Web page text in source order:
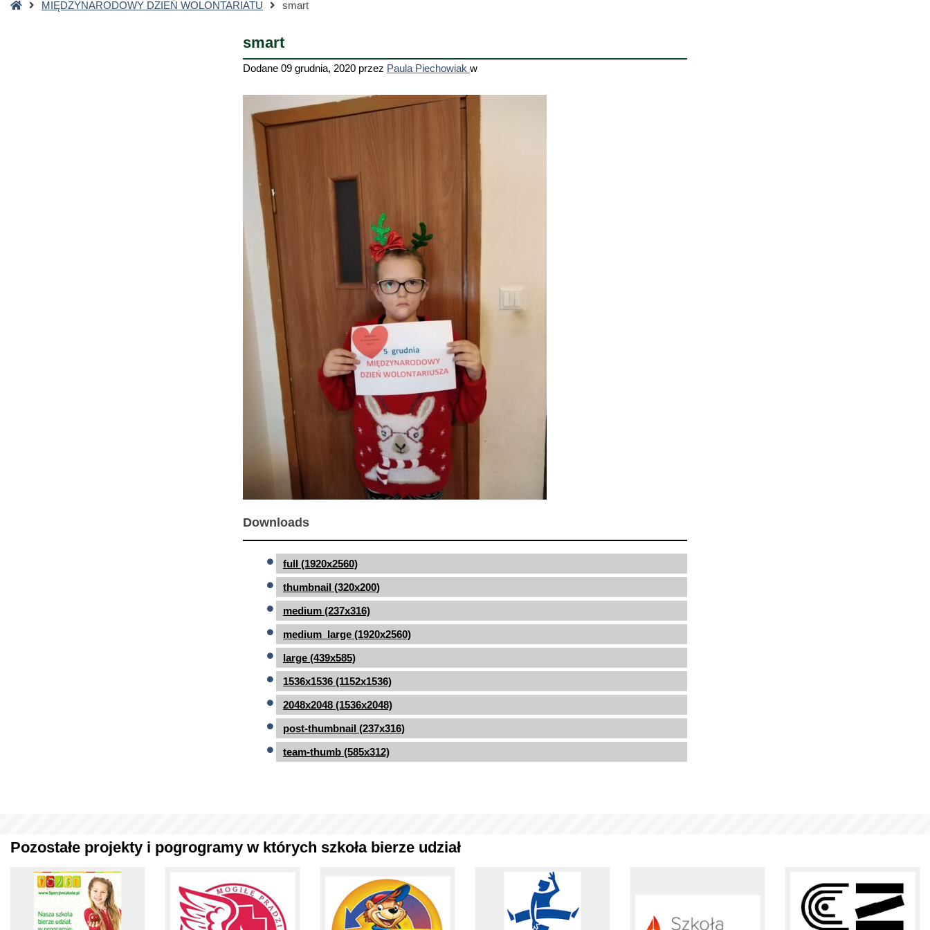
StronaMIĘDZYNARODOWY DZIEŃ WOLONTARIATU smart
smart
Dodane 09 grudnia, 2020 przez Paula Piechowiak w
Downloads
full (1920x2560)
thumbnail (320x200)
medium (237x316)
medium_large (1920x2560)
large (439x585)
1536x1536 (1152x1536)
2048x2048 (1536x2048)
post-thumbnail (237x316)
team-thumb (585x312)
Pozostałe projekty i pogrogramy w których szkoła bierze udział